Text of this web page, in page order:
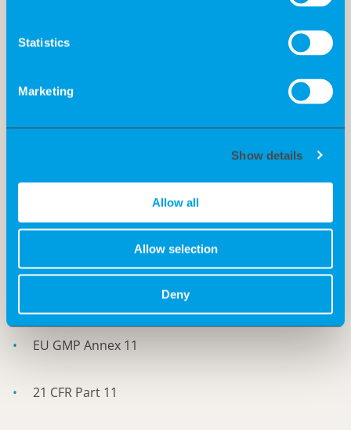
Statistics
Marketing
Show details
Allow all
Allow selection
Deny
Sicherstellung der ALCOA+ Data Integrity Prinzipien
Produktionsanlagen
Sehr gute Kenntnisse in Computer System
Fundierte Kenntnisse in:
EU GMP Annex 11
21 CFR Part 11